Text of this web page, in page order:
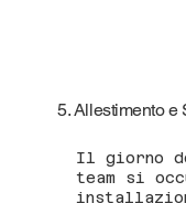
5. Allestimento e
Il giorno
team si